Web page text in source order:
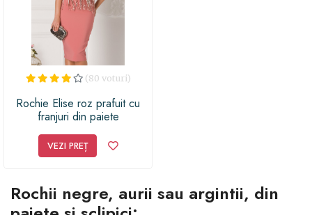
(80 voturi)
Rochie Elise roz prafuit cu
franjuri din paiete
VEZI PREȚ
Rochii negre, aurii sau argintii, din